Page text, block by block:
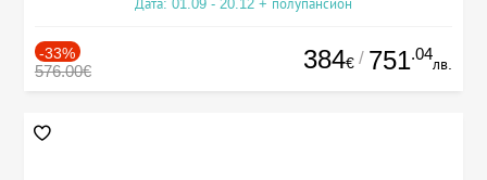
Дата: 01.09 - 20.12 + полупансион
-33%
576.00€ 384€ / 751.04
лв.